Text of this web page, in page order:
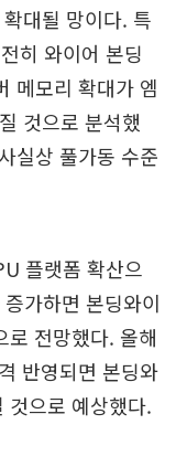
대될 망이다. 특
히 와이어 본딩
메모리 확대가 엠
것으로 분석했
실상 풀가동 수준
플랫폼 확산으
가하면 본딩와이
로 전망했다. 올해
반영되면 본딩와
것으로 예상했다.